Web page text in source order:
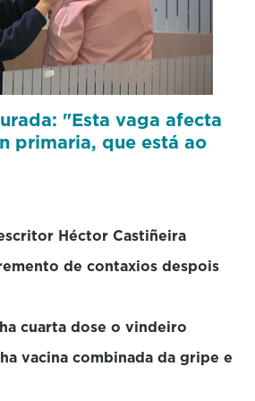
"Esta vaga afecta
primaria, que está ao
Héctor Castiñeira
de contaxios despois
cuarta dose o vindeiro
vacina combinada da gripe e